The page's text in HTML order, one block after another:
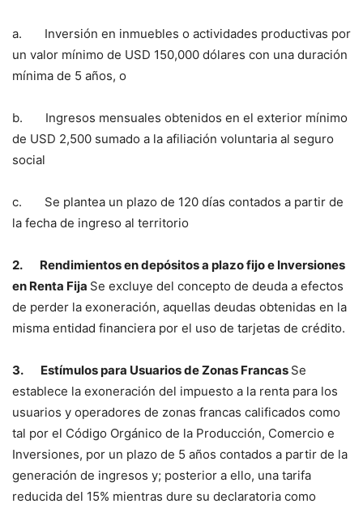
a. Inversión en inmuebles o actividades productivas por
un valor mínimo de USD 150,000 dólares con una duración
mínima de 5 años, o
b. Ingresos mensuales obtenidos en el exterior mínimo
de USD 2,500 sumado a la afiliación voluntaria al seguro
social
c. Se plantea un plazo de 120 días contados a partir de
la fecha de ingreso al territorio
2. Rendimientos en depósitos a plazo fijo e Inversiones
en Renta Fija Se excluye del concepto de deuda a efectos
de perder la exoneración, aquellas deudas obtenidas en la
misma entidad financiera por el uso de tarjetas de crédito.
3. Estímulos para Usuarios de Zonas Francas Se
establece la exoneración del impuesto a la renta para los
usuarios y operadores de zonas francas calificados como
tal por el Código Orgánico de la Producción, Comercio e
Inversiones, por un plazo de 5 años contados a partir de la
generación de ingresos y; posterior a ello, una tarifa
reducida del 15% mientras dure su declaratoria como